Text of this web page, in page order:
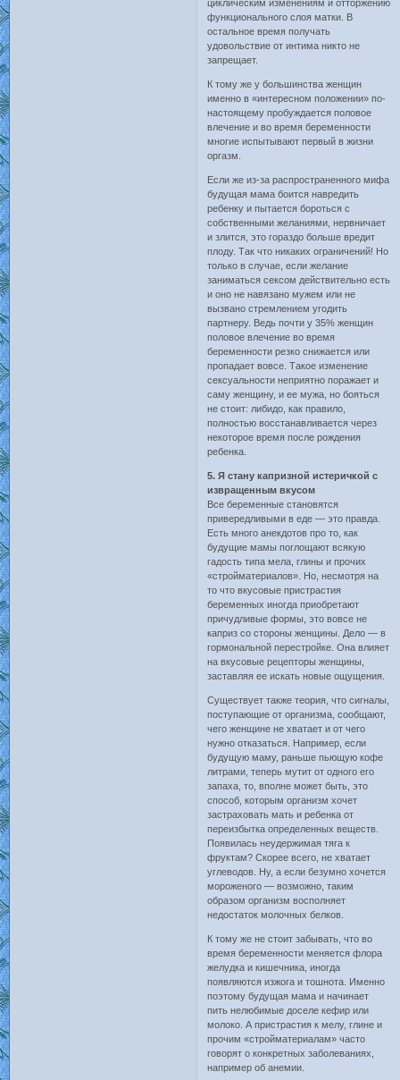
циклическим изменениям и отторжению
функционального слоя матки. В
остальное время получать
удовольствие от интима никто не
запрещает.
К тому же у большинства женщин
именно в «интересном положении» по-
настоящему пробуждается половое
влечение и во время беременности
многие испытывают первый в жизни
оргазм.
Если же из-за распространенного мифа
будущая мама боится навредить
ребенку и пытается бороться с
собственными желаниями, нервничает
и злится, это гораздо больше вредит
плоду. Так что никаких ограничений! Но
только в случае, если желание
заниматься сексом действительно есть
и оно не навязано мужем или не
вызвано стремлением угодить
партнеру. Ведь почти у 35% женщин
половое влечение во время
беременности резко снижается или
пропадает вовсе. Такое изменение
сексуальности неприятно поражает и
саму женщину, и ее мужа, но бояться
не стоит: либидо, как правило,
полностью восстанавливается через
некоторое время после рождения
ребенка.
5. Я стану капризной истеричкой с
извращенным вкусом
Все беременные становятся
привередливыми в еде — это правда.
Есть много анекдотов про то, как
будущие мамы поглощают всякую
гадость типа мела, глины и прочих
«стройматериалов». Но, несмотря на
то что вкусовые пристрастия
беременных иногда приобретают
причудливые формы, это вовсе не
каприз со стороны женщины. Дело — в
гормональной перестройке. Она влияет
на вкусовые рецепторы женщины,
заставляя ее искать новые ощущения.
Существует также теория, что сигналы,
поступающие от организма, сообщают,
чего женщине не хватает и от чего
нужно отказаться. Например, если
будущую маму, раньше пьющую кофе
литрами, теперь мутит от одного его
запаха, то, вполне может быть, это
способ, которым организм хочет
застраховать мать и ребенка от
переизбытка определенных веществ.
Появилась неудержимая тяга к
фруктам? Скорее всего, не хватает
углеводов. Ну, а если безумно хочется
мороженого — возможно, таким
образом организм восполняет
недостаток молочных белков.
К тому же не стоит забывать, что во
время беременности меняется флора
желудка и кишечника, иногда
появляются изжога и тошнота. Именно
поэтому будущая мама и начинает
пить нелюбимые доселе кефир или
молоко. А пристрастия к мелу, глине и
прочим «стройматериалам» часто
говорят о конкретных заболеваниях,
например об анемии.